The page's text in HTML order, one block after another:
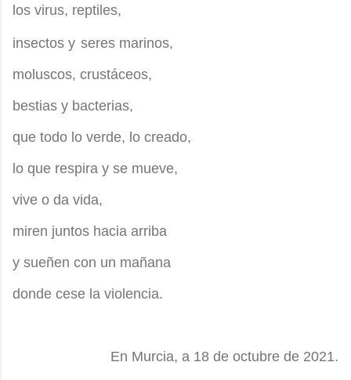
los virus, reptiles,
insectos y seres marinos,
moluscos, crustáceos,
bestias y bacterias,
que todo lo verde, lo creado,
lo que respira y se mueve,
vive o da vida,
miren juntos hacia arriba
y sueñen con un mañana
donde cese la violencia.
En Murcia, a 18 de octubre de 2021.